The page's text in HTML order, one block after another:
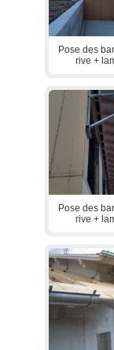
Pose des
rive +
Pose des
rive +